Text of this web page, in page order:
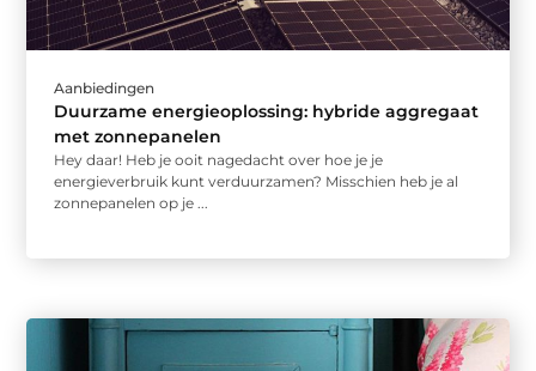
Aanbiedingen
Duurzame energieoplossing: hybride aggregaat
met zonnepanelen
Hey daar! Heb je ooit nagedacht over hoe je je
energieverbruik kunt verduurzamen? Misschien heb je al
zonnepanelen op je ...